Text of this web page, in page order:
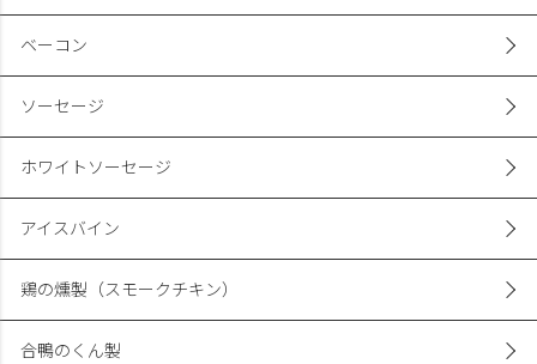
ベーコン
ソーセージ
ホワイトソーセージ
アイスバイン
鶏の燻製（スモークチキン）
合鴨のくん製